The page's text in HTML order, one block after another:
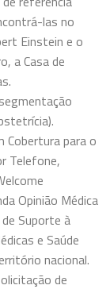
las no
Einstein e o
a Casa de
Cobertura para o
Telefone,
Opinião Médica
Suporte à
e Saúde
nacional.
de